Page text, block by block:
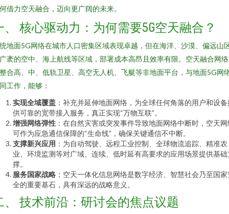
借力空天融合，迈向更广阔的未来。
、 核心驱动力：为何需要5G空天融合？
地面5G网络在城市人口密集区域表现卓越，但在海洋、沙漠、偏远山
袤的空中、海上航线等区域，部署成本高昂且效率有限。空天融合网
合高、中、低轨卫星、高空无人机、飞艇等非地面平台，与地面5G网
工作，能够：
实现全域覆盖 ：补充并延伸地面网络，为全球任何角落的用户和设备
供可靠的宽带接入服务，真正实现“万物互联”。
增强网络弹性 ：在自然灾害或突发事件导致地面网络中断时，空天网
可作为应急通信保障的“生命线”，确保关键通信不中断。
支撑新兴应用 ：为自动驾驶、远程工业控制、全球物流追踪、精准农
业、环境监测等对广域、连续、低时延有高要求的应用场景提供基础
撑。
服务国家战略 ：空天一体化信息网络是数字经济、智慧社会乃至国家
全的重要基石，具有深远的战略意义。
、 技术前沿：研讨会的焦点议题